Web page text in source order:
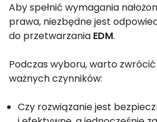
Aby spełnić wymagania
prawa, niezbędne jest
do przetwarzania EDM.
Podczas wyboru, warto
ważnych czynników:
Czy rozwiązanie jest